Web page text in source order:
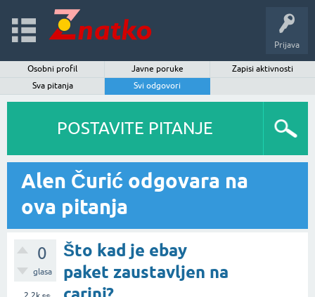
Prijava
Osobni profil Javne poruke
Zapisi aktivnosti
Sva pitanja
Svi odgovori
POSTAVITE PITANJE
Alen Čurić odgovara na
ova pitanja
0
glasa
Što kad je ebay
paket zaustavljen na